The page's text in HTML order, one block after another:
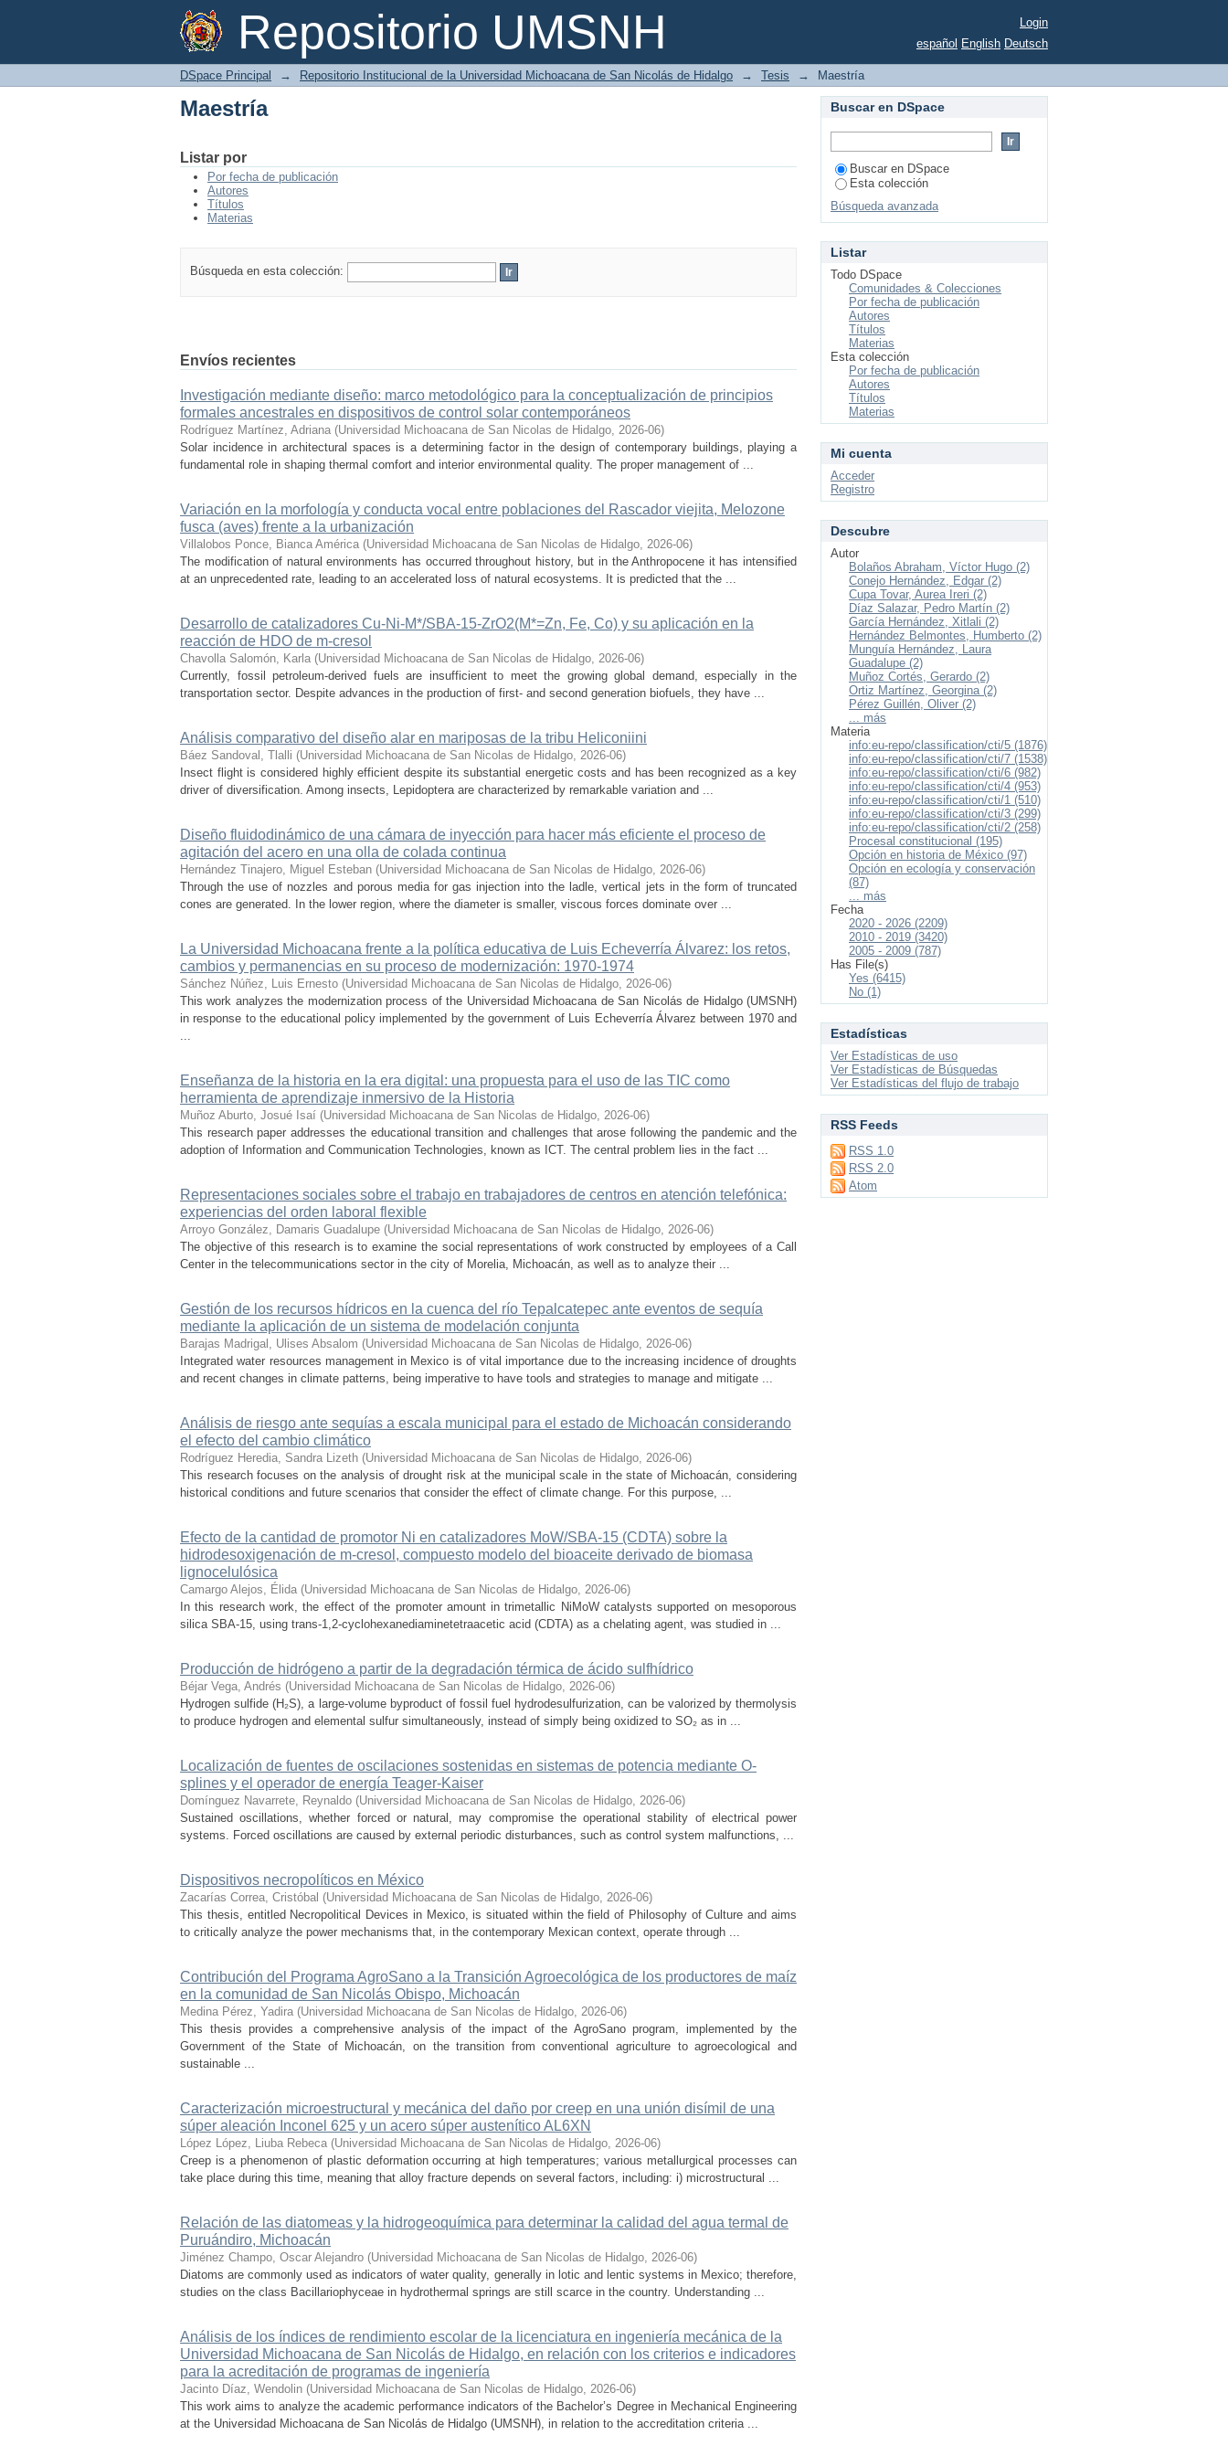
Repositorio UMSNH
Maestría
Login
español English Deutsch
DSpace Principal → Repositorio Institucional de la Universidad Michoacana de San Nicolás de Hidalgo → Tesis → Maestría
Maestría
Listar por
Por fecha de publicación
Autores
Títulos
Materias
Búsqueda en esta colección:
Envíos recientes
Investigación mediante diseño: marco metodológico para la conceptualización de principios
formales ancestrales en dispositivos de control solar contemporáneos
Rodríguez Martínez, Adriana (Universidad Michoacana de San Nicolas de Hidalgo, 2026-06)
Solar incidence in architectural spaces is a determining factor in the design of contemporary buildings, playing a
fundamental role in shaping thermal comfort and interior environmental quality. The proper management of ...
Variación en la morfología y conducta vocal entre poblaciones del Rascador viejita, Melozone
fusca (aves) frente a la urbanización
Villalobos Ponce, Bianca América (Universidad Michoacana de San Nicolas de Hidalgo, 2026-06)
The modification of natural environments has occurred throughout history, but in the Anthropocene it has intensified
at an unprecedented rate, leading to an accelerated loss of natural ecosystems. It is predicted that the ...
Desarrollo de catalizadores Cu-Ni-M*/SBA-15-ZrO2(M*=Zn, Fe, Co) y su aplicación en la
reacción de HDO de m-cresol
Chavolla Salomón, Karla (Universidad Michoacana de San Nicolas de Hidalgo, 2026-06)
Currently, fossil petroleum-derived fuels are insufficient to meet the growing global demand, especially in the
transportation sector. Despite advances in the production of first- and second generation biofuels, they have ...
Análisis comparativo del diseño alar en mariposas de la tribu Heliconiini
Báez Sandoval, Tlalli (Universidad Michoacana de San Nicolas de Hidalgo, 2026-06)
Insect flight is considered highly efficient despite its substantial energetic costs and has been recognized as a key
driver of diversification. Among insects, Lepidoptera are characterized by remarkable variation and ...
Diseño fluidodinámico de una cámara de inyección para hacer más eficiente el proceso de
agitación del acero en una olla de colada continua
Hernández Tinajero, Miguel Esteban (Universidad Michoacana de San Nicolas de Hidalgo, 2026-06)
Through the use of nozzles and porous media for gas injection into the ladle, vertical jets in the form of truncated
cones are generated. In the lower region, where the diameter is smaller, viscous forces dominate over ...
La Universidad Michoacana frente a la política educativa de Luis Echeverría Álvarez: los retos,
cambios y permanencias en su proceso de modernización: 1970-1974
Sánchez Núñez, Luis Ernesto (Universidad Michoacana de San Nicolas de Hidalgo, 2026-06)
This work analyzes the modernization process of the Universidad Michoacana de San Nicolás de Hidalgo (UMSNH)
in response to the educational policy implemented by the government of Luis Echeverría Álvarez between 1970 and
...
Enseñanza de la historia en la era digital: una propuesta para el uso de las TIC como
herramienta de aprendizaje inmersivo de la Historia
Muñoz Aburto, Josué Isaí (Universidad Michoacana de San Nicolas de Hidalgo, 2026-06)
This research paper addresses the educational transition and challenges that arose following the pandemic and the
adoption of Information and Communication Technologies, known as ICT. The central problem lies in the fact ...
Representaciones sociales sobre el trabajo en trabajadores de centros en atención telefónica:
experiencias del orden laboral flexible
Arroyo González, Damaris Guadalupe (Universidad Michoacana de San Nicolas de Hidalgo, 2026-06)
The objective of this research is to examine the social representations of work constructed by employees of a Call
Center in the telecommunications sector in the city of Morelia, Michoacán, as well as to analyze their ...
Gestión de los recursos hídricos en la cuenca del río Tepalcatepec ante eventos de sequía
mediante la aplicación de un sistema de modelación conjunta
Barajas Madrigal, Ulises Absalom (Universidad Michoacana de San Nicolas de Hidalgo, 2026-06)
Integrated water resources management in Mexico is of vital importance due to the increasing incidence of droughts
and recent changes in climate patterns, being imperative to have tools and strategies to manage and mitigate ...
Análisis de riesgo ante sequías a escala municipal para el estado de Michoacán considerando
el efecto del cambio climático
Rodríguez Heredia, Sandra Lizeth (Universidad Michoacana de San Nicolas de Hidalgo, 2026-06)
This research focuses on the analysis of drought risk at the municipal scale in the state of Michoacán, considering
historical conditions and future scenarios that consider the effect of climate change. For this purpose, ...
Efecto de la cantidad de promotor Ni en catalizadores MoW/SBA-15 (CDTA) sobre la
hidrodesoxigenación de m-cresol, compuesto modelo del bioaceite derivado de biomasa
lignocelulósica
Camargo Alejos, Élida (Universidad Michoacana de San Nicolas de Hidalgo, 2026-06)
In this research work, the effect of the promoter amount in trimetallic NiMoW catalysts supported on mesoporous
silica SBA-15, using trans-1,2-cyclohexanediaminetetraacetic acid (CDTA) as a chelating agent, was studied in ...
Producción de hidrógeno a partir de la degradación térmica de ácido sulfhídrico
Béjar Vega, Andrés (Universidad Michoacana de San Nicolas de Hidalgo, 2026-06)
Hydrogen sulfide (H₂S), a large-volume byproduct of fossil fuel hydrodesulfurization, can be valorized by thermolysis
to produce hydrogen and elemental sulfur simultaneously, instead of simply being oxidized to SO₂ as in ...
Localización de fuentes de oscilaciones sostenidas en sistemas de potencia mediante O-
splines y el operador de energía Teager-Kaiser
Domínguez Navarrete, Reynaldo (Universidad Michoacana de San Nicolas de Hidalgo, 2026-06)
Sustained oscillations, whether forced or natural, may compromise the operational stability of electrical power
systems. Forced oscillations are caused by external periodic disturbances, such as control system malfunctions, ...
Dispositivos necropolíticos en México
Zacarías Correa, Cristóbal (Universidad Michoacana de San Nicolas de Hidalgo, 2026-06)
This thesis, entitled Necropolitical Devices in Mexico, is situated within the field of Philosophy of Culture and aims
to critically analyze the power mechanisms that, in the contemporary Mexican context, operate through ...
Contribución del Programa AgroSano a la Transición Agroecológica de los productores de maíz
en la comunidad de San Nicolás Obispo, Michoacán
Medina Pérez, Yadira (Universidad Michoacana de San Nicolas de Hidalgo, 2026-06)
This thesis provides a comprehensive analysis of the impact of the AgroSano program, implemented by the
Government of the State of Michoacán, on the transition from conventional agriculture to agroecological and
sustainable ...
Caracterización microestructural y mecánica del daño por creep en una unión disímil de una
súper aleación Inconel 625 y un acero súper austenítico AL6XN
López López, Liuba Rebeca (Universidad Michoacana de San Nicolas de Hidalgo, 2026-06)
Creep is a phenomenon of plastic deformation occurring at high temperatures; various metallurgical processes can
take place during this time, meaning that alloy fracture depends on several factors, including: i) microstructural ...
Relación de las diatomeas y la hidrogeoquímica para determinar la calidad del agua termal de
Puruándiro, Michoacán
Jiménez Champo, Oscar Alejandro (Universidad Michoacana de San Nicolas de Hidalgo, 2026-06)
Diatoms are commonly used as indicators of water quality, generally in lotic and lentic systems in Mexico; therefore,
studies on the class Bacillariophyceae in hydrothermal springs are still scarce in the country. Understanding ...
Análisis de los índices de rendimiento escolar de la licenciatura en ingeniería mecánica de la
Universidad Michoacana de San Nicolás de Hidalgo, en relación con los criterios e indicadores
para la acreditación de programas de ingeniería
Jacinto Díaz, Wendolin (Universidad Michoacana de San Nicolas de Hidalgo, 2026-06)
This work aims to analyze the academic performance indicators of the Bachelor’s Degree in Mechanical Engineering
at the Universidad Michoacana de San Nicolás de Hidalgo (UMSNH), in relation to the accreditation criteria ...
Buscar en DSpace
Buscar en DSpace
Esta colección
Búsqueda avanzada
Listar
Todo DSpace
Comunidades & Colecciones
Por fecha de publicación
Autores
Títulos
Materias
Esta colección
Por fecha de publicación
Autores
Títulos
Materias
Mi cuenta
Acceder
Registro
Descubre
Autor
Bolaños Abraham, Víctor Hugo (2)
Conejo Hernández, Edgar (2)
Cupa Tovar, Aurea Ireri (2)
Díaz Salazar, Pedro Martín (2)
García Hernández, Xitlali (2)
Hernández Belmontes, Humberto (2)
Munguía Hernández, Laura
Guadalupe (2)
Muñoz Cortés, Gerardo (2)
Ortiz Martínez, Georgina (2)
Pérez Guillén, Oliver (2)
... más
Materia
info:eu-repo/classification/cti/5 (1876)
info:eu-repo/classification/cti/7 (1538)
info:eu-repo/classification/cti/6 (982)
info:eu-repo/classification/cti/4 (953)
info:eu-repo/classification/cti/1 (510)
info:eu-repo/classification/cti/3 (299)
info:eu-repo/classification/cti/2 (258)
Procesal constitucional (195)
Opción en historia de México (97)
Opción en ecología y conservación
(87)
... más
Fecha
2020 - 2026 (2209)
2010 - 2019 (3420)
2005 - 2009 (787)
Has File(s)
Yes (6415)
No (1)
Estadísticas
Ver Estadísticas de uso
Ver Estadísticas de Búsquedas
Ver Estadísticas del flujo de trabajo
RSS Feeds
RSS 1.0
RSS 2.0
Atom